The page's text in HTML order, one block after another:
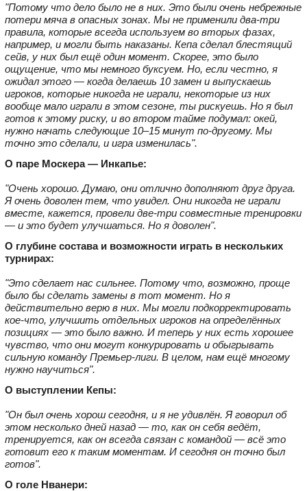
"Потому что дело было не в них. Это были очень небрежные
потери мяча в опасных зонах. Мы не применили два-три
правила, которые всегда используем во вторых фазах,
например, и могли быть наказаны. Кепа сделал блестящий
сейв, у них был ещё один момент. Скорее, это было
ощущение, что мы немного буксуем. Но, если честно, я
ожидал этого — когда делаешь 10 замен и выпускаешь
игроков, которые никогда не играли, некоторые из них
вообще мало играли в этом сезоне, ты рискуешь. Но я был
готов к этому риску, и во втором тайме подумал: окей,
нужно начать следующие 10–15 минут по-другому. Мы
точно это сделали, и игра изменилась".
О паре Москера — Инкапье:
"Очень хорошо. Думаю, они отлично дополняют друг друга.
Я очень доволен тем, что увидел. Они никогда не играли
вместе, кажется, провели две-три совместные тренировки
— и это будет улучшаться. Но я доволен".
О глубине состава и возможности играть в нескольких
турнирах:
"Это сделает нас сильнее. Потому что, возможно, проще
было бы сделать замены в тот момент. Но я
действительно верю в них. Мы могли подкорректировать
кое-что, улучшить отдельных игроков на определённых
позициях — это было важно. И теперь у них есть хорошее
чувство, что они могут конкурировать и обыгрывать
сильную команду Премьер-лиги. В целом, нам ещё многому
нужно научиться".
О выступлении Кепы:
"Он был очень хорош сегодня, и я не удивлён. Я говорил об
этом несколько дней назад — то, как он себя ведёт,
тренируется, как он всегда связан с командой — всё это
готовит его к таким моментам. И сегодня он точно был
готов".
О голе Нванери: